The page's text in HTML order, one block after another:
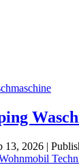
13, 2026 |